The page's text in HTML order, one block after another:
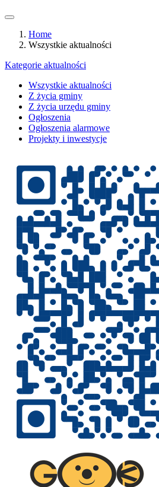
Home
Wszystkie aktualności
Kategorie aktualności
Wszystkie aktualności
Z życia gminy
Z życia urzędu gminy
Ogłoszenia
Ogłoszenia alarmowe
Projekty i inwestycje